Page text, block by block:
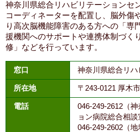
神奈川県総合リハビリテーションセ
コーディネーターを配置し、脳外傷
り高次脳機能障害のある方への「専
援機関へのサポートや連携体制づく
修」などを行っています。
窓口 神奈川県総合リ
所在地 〒243-0121 厚木
電話
046-249-2612（
ョン病院総合相談
046-249-2602（